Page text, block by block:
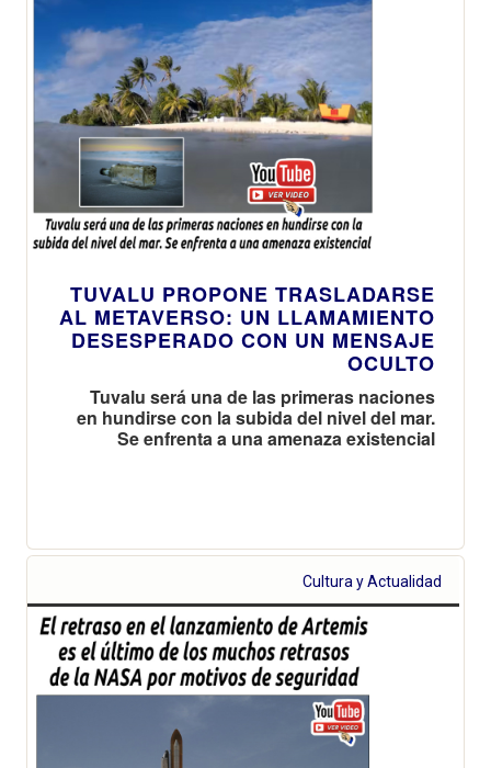
TUVALU PROPONE TRASLADARSE
AL METAVERSO: UN LLAMAMIENTO
DESESPERADO CON UN MENSAJE
OCULTO
Tuvalu será una de las primeras naciones
en hundirse con la subida del nivel del mar.
Se enfrenta a una amenaza existencial
Cultura y Actualidad